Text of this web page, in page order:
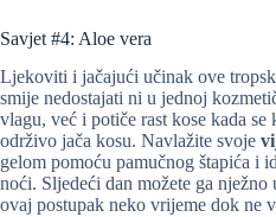
Savjet #4: Aloe vera
Ljekoviti i jačajući učinak ove
smije nedostajati ni u jednoj
vlagu, već i potiče rast kose kada
održivo jača kosu. Navlažite svoje
gelom pomoću pamučnog štapića i
noći. Sljedeći dan možete ga
ovaj postupak neko vrijeme dok ne